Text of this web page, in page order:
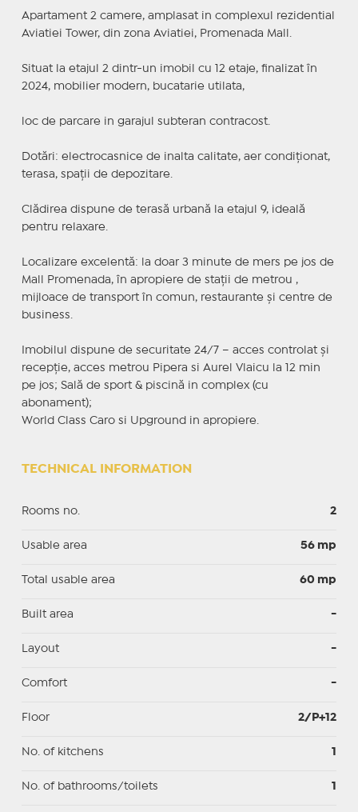
Apartament 2 camere, amplasat in complexul rezidential
Aviatiei Tower, din zona Aviatiei, Promenada Mall.
Situat la etajul 2 dintr-un imobil cu 12 etaje, finalizat în
2024, mobilier modern, bucatarie utilata,
loc de parcare in garajul subteran contracost.
Dotări: electrocasnice de inalta calitate, aer condiționat,
terasa, spații de depozitare.
Clădirea dispune de terasă urbană la etajul 9, ideală
pentru relaxare.
Localizare excelentă: la doar 3 minute de mers pe jos de
Mall Promenada, în apropiere de stații de metrou ,
mijloace de transport în comun, restaurante și centre de
business.
Imobilul dispune de securitate 24/7 – acces controlat și
recepție, acces metrou Pipera si Aurel Vlaicu la 12 min
pe jos; Sală de sport & piscină in complex (cu
abonament);
World Class Caro si Upground in apropiere.
TECHNICAL INFORMATION
Rooms no. 2
Usable area 56 mp
Total usable area 60 mp
Built area -
Layout -
Comfort -
Floor 2/P+12
No. of kitchens 1
No. of bathrooms/toilets 1